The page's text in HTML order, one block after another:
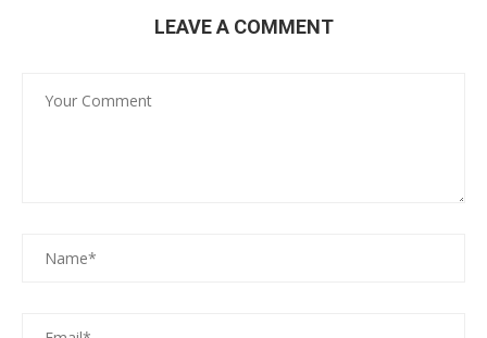
LEAVE A COMMENT